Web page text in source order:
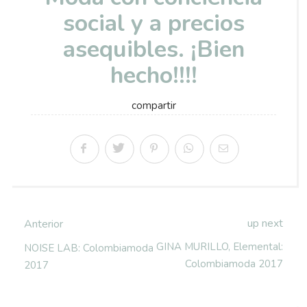
social y a precios
asequibles. ¡Bien
hecho!!!!
compartir
Anterior
NOISE LAB: Colombiamoda
2017
up next
GINA MURILLO, Elemental:
Colombiamoda 2017